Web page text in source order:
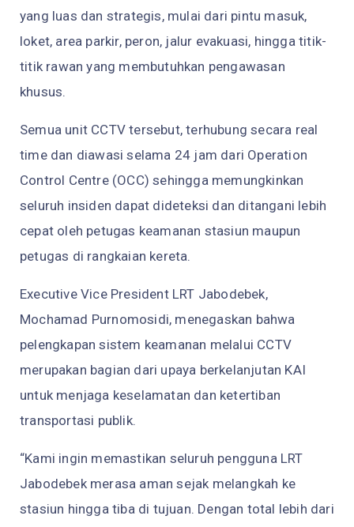
yang luas dan strategis, mulai dari pintu masuk,
loket, area parkir, peron, jalur evakuasi, hingga titik-
titik rawan yang membutuhkan pengawasan
khusus.
Semua unit CCTV tersebut, terhubung secara real
time dan diawasi selama 24 jam dari Operation
Control Centre (OCC) sehingga memungkinkan
seluruh insiden dapat dideteksi dan ditangani lebih
cepat oleh petugas keamanan stasiun maupun
petugas di rangkaian kereta.
Executive Vice President LRT Jabodebek,
Mochamad Purnomosidi, menegaskan bahwa
pelengkapan sistem keamanan melalui CCTV
merupakan bagian dari upaya berkelanjutan KAI
untuk menjaga keselamatan dan ketertiban
transportasi publik.
“Kami ingin memastikan seluruh pengguna LRT
Jabodebek merasa aman sejak melangkah ke
stasiun hingga tiba di tujuan. Dengan total lebih dari